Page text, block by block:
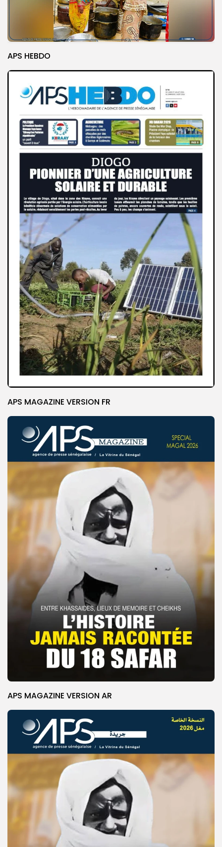
APS HEBDO
APS MAGAZINE VERSION FR
APS MAGAZINE VERSION AR